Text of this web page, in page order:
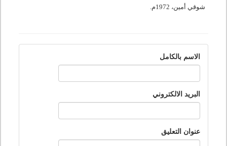
شوقي أمين، 1972م.
الاسم بالكامل
البريد الالكتروني
عنوان التعليق